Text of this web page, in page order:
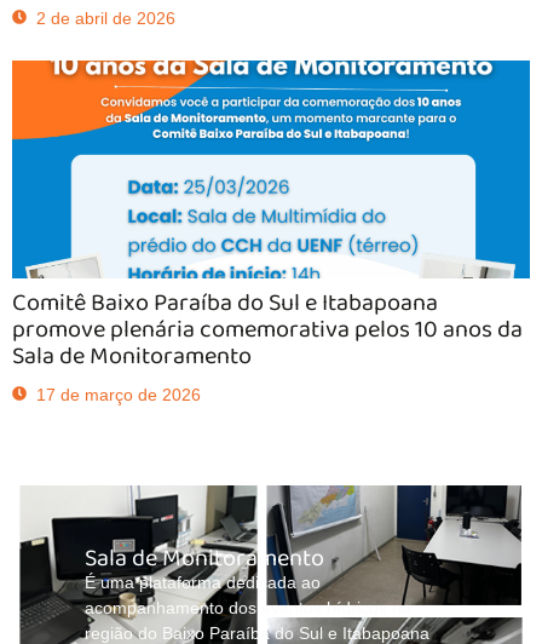
2 de abril de 2026
Comitê Baixo Paraíba do Sul e Itabapoana
promove plenária comemorativa pelos 10 anos da
Sala de Monitoramento
17 de março de 2026
Sala de Monitoramento
É uma plataforma dedicada ao
acompanhamento dos eventos hídricos na
região do Baixo Paraíba do Sul e Itabapoana